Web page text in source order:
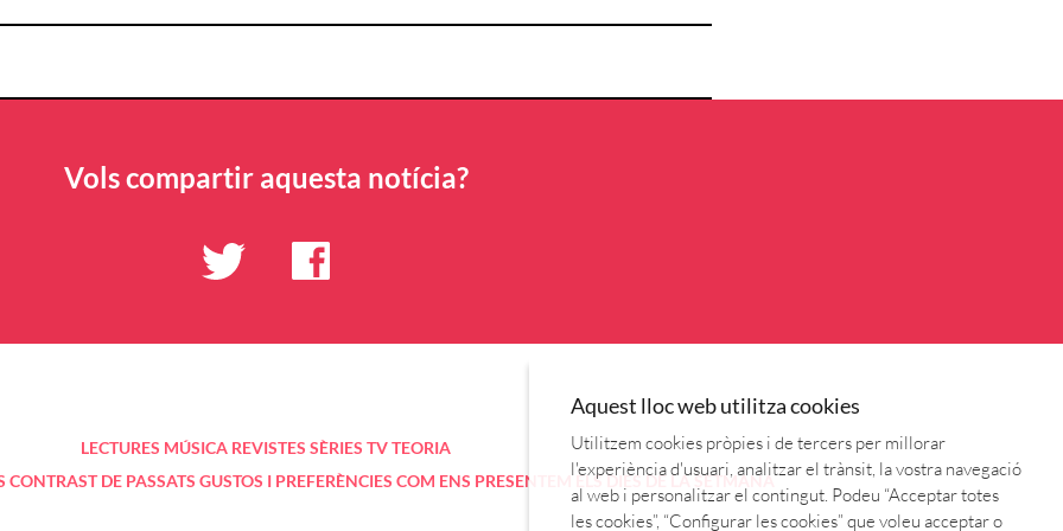
Vols compartir aquesta notícia?
LECTURES MÚSICA REVISTES SÈRIES TVTEORIA
CONTRAST DE PASSATS GUSTOS I PREFERÈNCIES COM ENS PRESENTEM ELS DIES DE LA SETMANA
Aquest lloc web utilitza cookies
Utilitzem cookies pròpies i de tercers per millorar
l'experiència d'usuari, analitzar el trànsit, la vostra navegació
al web i personalitzar el contingut. Podeu “Acceptar totes
les cookies”, “Configurar les cookies” que voleu acceptar o